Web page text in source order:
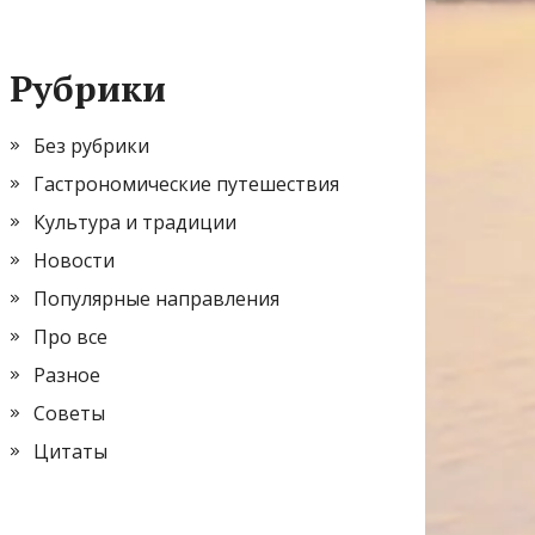
Рубрики
Без рубрики
Гастрономические путешествия
Культура и традиции
Новости
Популярные направления
Про все
Разное
Советы
Цитаты